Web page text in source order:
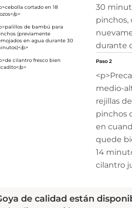
cortado en 18
p>
de bambú para
(previamente
en agua durante 30
p>
cilantro fresco bien
p>
30
pinchos,
durante
Paso 2
medio-
rejillas
pinchos
en
quede
14
cilantro
de calidad están